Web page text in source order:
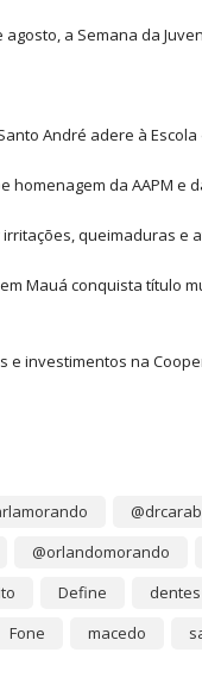
a Semana da
André adere à
homenagem da AAPM e
queimaduras e
Mauá conquista título
e investimentos na
@orlandomorando
Define
dentes
Fone macedo